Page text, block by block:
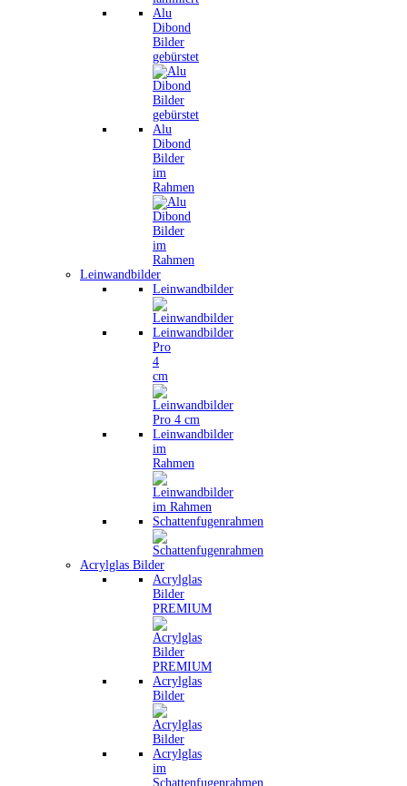
Alu
Dibond
Bilder
gebürstet
Alu
Dibond
Bilder
im
Rahmen
Leinwandbilder
Leinwandbilder
Leinwandbilder
Pro
4
cm
Leinwandbilder
im
Rahmen
Schattenfugenrahmen
Acrylglas Bilder
Acrylglas
Bilder
PREMIUM
Acrylglas
Bilder
Acrylglas
im
Schattenfugenrahmen